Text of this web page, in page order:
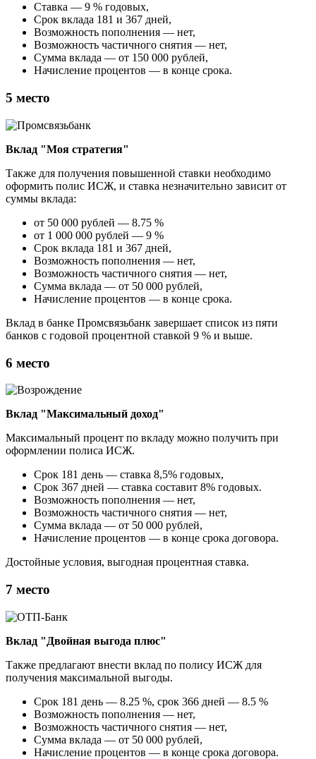
Ставка — 9 % годовых,
Срок вклада 181 и 367 дней,
Возможность пополнения — нет,
Возможность частичного снятия — нет,
Сумма вклада — от 150 000 рублей,
Начисление процентов — в конце срока.
5 место
Вклад "Моя стратегия"
Также для получения повышенной ставки необходимо
оформить полис ИСЖ, и ставка незначительно зависит от
суммы вклада:
от 50 000 рублей — 8.75 %
от 1 000 000 рублей — 9 %
Срок вклада 181 и 367 дней,
Возможность пополнения — нет,
Возможность частичного снятия — нет,
Сумма вклада — от 50 000 рублей,
Начисление процентов — в конце срока.
Вклад в банке Промсвязьбанк завершает список из пяти
банков с годовой процентной ставкой 9 % и выше.
6 место
Вклад "Максимальный доход"
Максимальный процент по вкладу можно получить при
оформлении полиса ИСЖ.
Срок 181 день — ставка 8,5% годовых,
Срок 367 дней — ставка составит 8% годовых.
Возможность пополнения — нет,
Возможность частичного снятия — нет,
Сумма вклада — от 50 000 рублей,
Начисление процентов — в конце срока договора.
Достойные условия, выгодная процентная ставка.
7 место
Вклад "Двойная выгода плюс"
Также предлагают внести вклад по полису ИСЖ для
получения максимальной выгоды.
Срок 181 день — 8.25 %, срок 366 дней — 8.5 %
Возможность пополнения — нет,
Возможность частичного снятия — нет,
Сумма вклада — от 50 000 рублей,
Начисление процентов — в конце срока договора.